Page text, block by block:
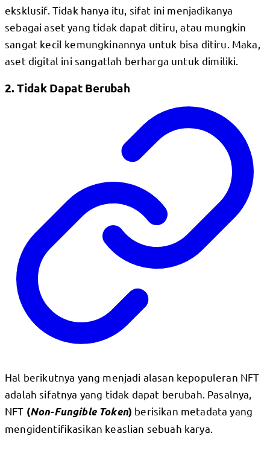
eksklusif. Tidak hanya itu, sifat ini menjadikanya
sebagai aset yang tidak dapat ditiru, atau mungkin
sangat kecil kemungkinannya untuk bisa ditiru. Maka,
aset digital ini sangatlah berharga untuk dimiliki.
2. Tidak Dapat Berubah
Hal berikutnya yang menjadi alasan kepopuleran NFT
adalah sifatnya yang tidak dapat berubah. Pasalnya,
NFT (Non-Fungible Token) berisikan metadata yang
mengidentifikasikan keaslian sebuah karya.